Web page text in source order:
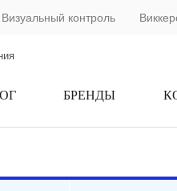
Визуальный контроль
БРЕНДЫ